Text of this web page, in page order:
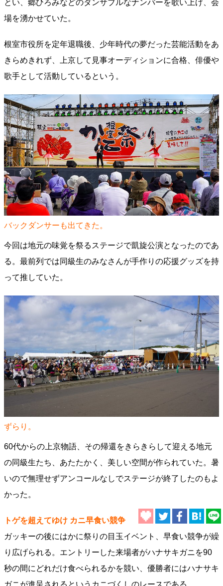
とい、郷ひろみなどのダンサブルなナンバーを歌い上げ、会
場を湧かせていた。
根室市役所を定年退職後、少年時代の夢だった芸能活動をあ
きらめきれず、上京して見事オーディションに合格、俳優や
歌手として活動しているという。
バックダンサーも出てきた。
今回は地元の味覚を祭るステージで凱旋公演となったのであ
る。最前列では同級生のみなさんが手作りの応援グッズを持
って推していた。
ずらり。
60代からの上京物語、その帰還をきらきらして迎える地元
の同級生たち、あたたかく、美しい空間が作られていた。暑
いので無理せずアンコールなしでステージが終了したのもよ
かった。
トゲを超えてゆけ カニ早食い競争
ガッキーの後にはかに祭りの目玉イベント、早食い競争が繰
り広げられる。エントリーした来場者がハナサキガニを90
秒の間にどれだけ食べられるかを競い、優勝者にはハナサキ
ガニが進呈されるというカニづくしのレースである。